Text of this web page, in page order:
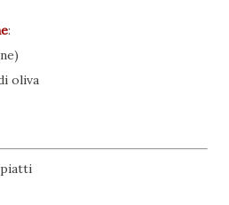
:
oliva
piatti